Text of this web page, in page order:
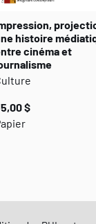
histoire
cinéma et
$